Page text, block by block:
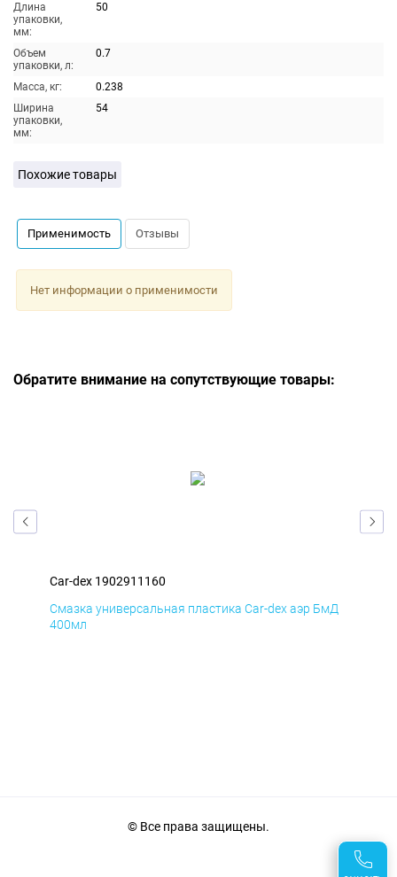
Длина
упаковки,
мм:
50
Объем
упаковки, л:
0.7
Масса, кг:
0.238
Ширина
упаковки,
мм:
54
Похожие товары
Применимость Отзывы
Нет информации о применимости
Обратите внимание на сопутствующие товары:
Car-dex 1902911160
Смазка универсальная пластика Car-dex аэр БмД
400мл
© Все права защищены.